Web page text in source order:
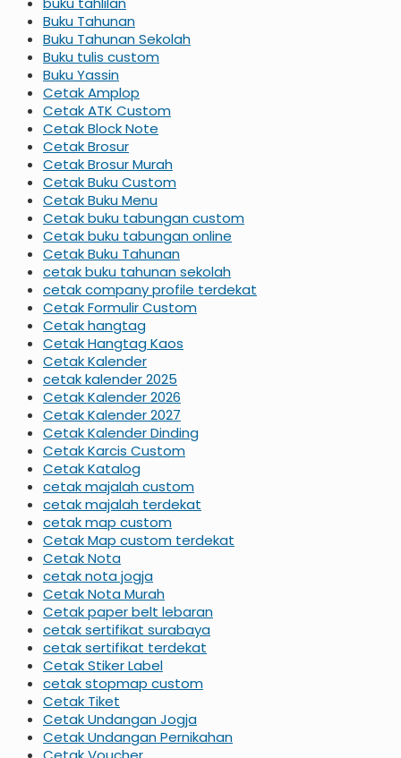
Buku Tahunan
Buku Tahunan Sekolah
Buku tulis custom
Buku Yassin
Cetak Amplop
Cetak ATK Custom
Cetak Block Note
Cetak Brosur
Cetak Brosur Murah
Cetak Buku Custom
Cetak Buku Menu
Cetak buku tabungan custom
Cetak buku tabungan online
Cetak Buku Tahunan
cetak buku tahunan sekolah
cetak company profile terdekat
Cetak Formulir Custom
Cetak hangtag
Cetak Hangtag Kaos
Cetak Kalender
cetak kalender 2025
Cetak Kalender 2026
Cetak Kalender 2027
Cetak Kalender Dinding
Cetak Karcis Custom
Cetak Katalog
cetak majalah custom
cetak majalah terdekat
cetak map custom
Cetak Map custom terdekat
Cetak Nota
cetak nota jogja
Cetak Nota Murah
Cetak paper belt lebaran
cetak sertifikat surabaya
cetak sertifikat terdekat
Cetak Stiker Label
cetak stopmap custom
Cetak Tiket
Cetak Undangan Jogja
Cetak Undangan Pernikahan